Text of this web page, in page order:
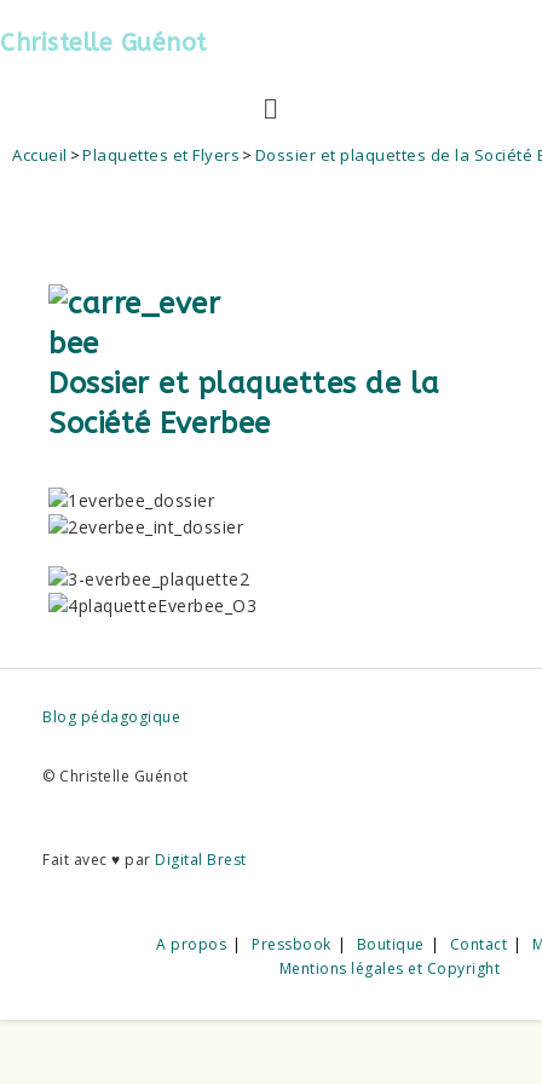
Christelle Guénot
Accueil >Plaquettes et Flyers > Dossier et plaquettes de la Société
Dossier et plaquettes de la
Société Everbee
Blog pédagogique
© Christelle Guénot
Fait avec ♥ par Digital Brest
A propos Pressbook Boutique Contact
Mentions légales et Copyright